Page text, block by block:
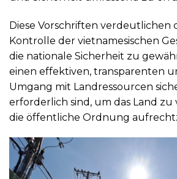
Diese Vorschriften verdeutlichen
Kontrolle der vietnamesischen
die nationale Sicherheit zu
einen effektiven, transparenten
Umgang mit Landressourcen
erforderlich sind, um das Land
die öffentliche Ordnung